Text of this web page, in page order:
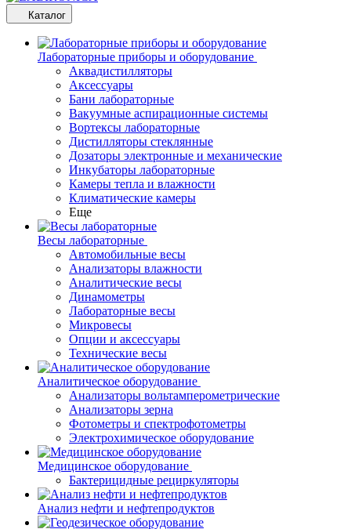
Каталог
Лабораторные приборы и оборудование
Аквадистилляторы
Аксессуары
Бани лабораторные
Вакуумные аспирационные системы
Вортексы лабораторные
Дистилляторы стеклянные
Дозаторы электронные и механические
Инкубаторы лабораторные
Камеры тепла и влажности
Климатические камеры
Еще
Весы лабораторные
Автомобильные весы
Анализаторы влажности
Аналитические весы
Динамометры
Лабораторные весы
Микровесы
Опции и аксессуары
Технические весы
Аналитическое оборудование
Анализаторы вольтамперометрические
Анализаторы зерна
Фотометры и спектрофотометры
Электрохимическое оборудование
Медицинское оборудование
Бактерицидные рециркуляторы
Анализ нефти и нефтепродуктов